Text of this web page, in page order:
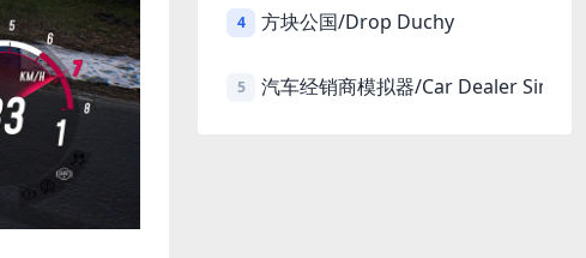
4 方块公国/Drop Duchy
5 汽车经销商模拟器/Car Dealer